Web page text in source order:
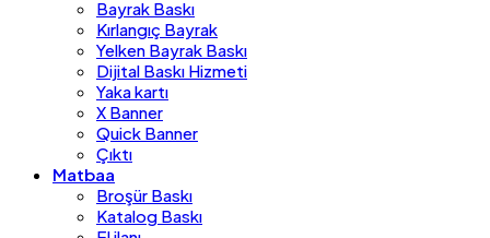
Bayrak Baskı
Kırlangıç Bayrak
Yelken Bayrak Baskı
Dijital Baskı Hizmeti
Yaka kartı
X Banner
Quick Banner
Çıktı
Matbaa
Broşür Baskı
Katalog Baskı